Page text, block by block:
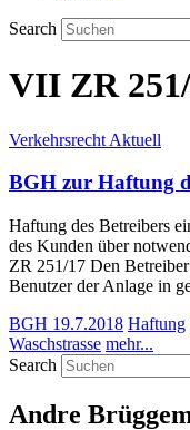
Search
VII ZR
Verkehrsrecht Aktuell
BGH zur Haftung
Haftung des Betreibers
des Kunden über
ZR 251/17 Den
Benutzer der Anlage in
BGH 19.7.2018 Haftung
Waschstrasse mehr...
Search
Andre